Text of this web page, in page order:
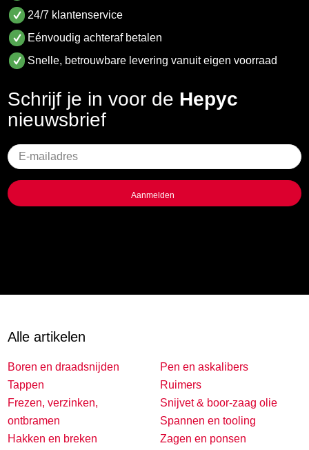
24/7 klantenservice
Eénvoudig achteraf betalen
Snelle, betrouwbare levering vanuit eigen voorraad
Schrijf je in voor de Hepyc
nieuwsbrief
Geen
titel
Alle artikelen
Boren en draadsnijden
Tappen
Frezen, verzinken,
ontbramen
Hakken en breken
Pen en askalibers
Ruimers
Snijvet & boor-zaag olie
Spannen en tooling
Zagen en ponsen